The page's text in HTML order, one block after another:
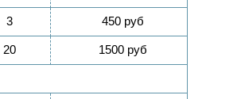
3 450 руб
20 1500 руб